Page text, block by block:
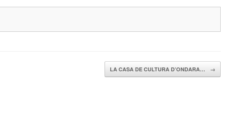
LA CASA DE CULTURA D’ONDARA… →